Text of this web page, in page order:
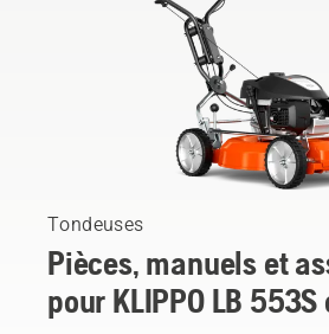
Tondeuses
Pièces, manuels et
pour KLIPPO LB 553S